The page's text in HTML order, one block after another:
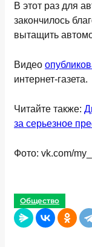
В этот раз для
закончилось
вытащить
Видео
интернет-газета.
Читайте также:
за серьезное
Фото: vk.com/
Общество